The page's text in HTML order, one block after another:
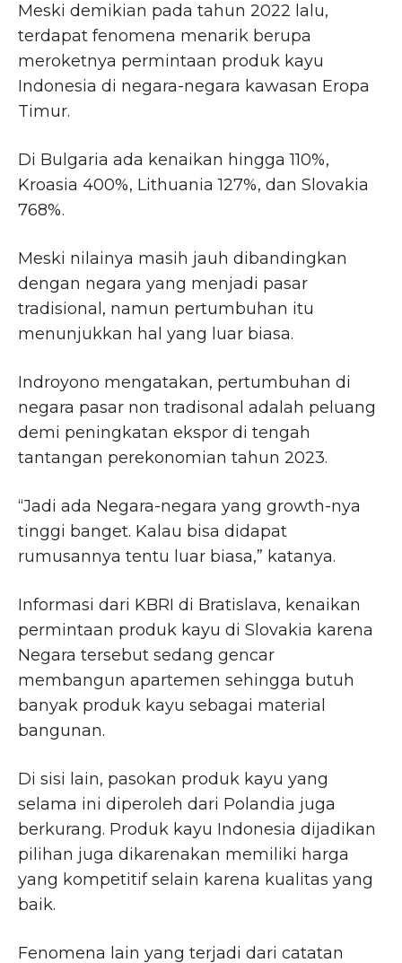
Meski demikian pada tahun 2022 lalu,
terdapat fenomena menarik berupa
meroketnya permintaan produk kayu
Indonesia di negara-negara kawasan Eropa
Timur.
Di Bulgaria ada kenaikan hingga 110%,
Kroasia 400%, Lithuania 127%, dan Slovakia
768%.
Meski nilainya masih jauh dibandingkan
dengan negara yang menjadi pasar
tradisional, namun pertumbuhan itu
menunjukkan hal yang luar biasa.
Indroyono mengatakan, pertumbuhan di
negara pasar non tradisonal adalah peluang
demi peningkatan ekspor di tengah
tantangan perekonomian tahun 2023.
“Jadi ada Negara-negara yang growth-nya
tinggi banget. Kalau bisa didapat
rumusannya tentu luar biasa,” katanya.
Informasi dari KBRI di Bratislava, kenaikan
permintaan produk kayu di Slovakia karena
Negara tersebut sedang gencar
membangun apartemen sehingga butuh
banyak produk kayu sebagai material
bangunan.
Di sisi lain, pasokan produk kayu yang
selama ini diperoleh dari Polandia juga
berkurang. Produk kayu Indonesia dijadikan
pilihan juga dikarenakan memiliki harga
yang kompetitif selain karena kualitas yang
baik.
Fenomena lain yang terjadi dari catatan